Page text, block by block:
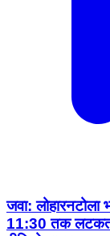
जवा: लोहारनटोला
11:30 तक लटकता